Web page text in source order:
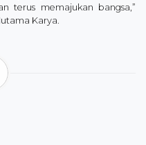
terus memajukan bangsa,”
Karya.